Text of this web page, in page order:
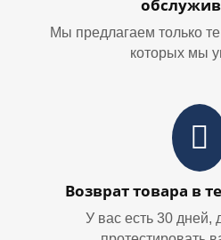
Мы предлагаем только
которых мы
Возврат товара в
У вас есть 30 дней,